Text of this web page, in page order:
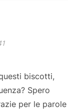
biscotti,
Spero
per le parole